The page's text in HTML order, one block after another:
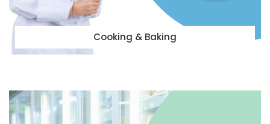
Cooking & Baking